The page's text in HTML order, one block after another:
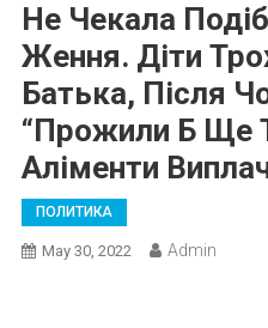
Не Чекала
Ження. Діти
Батька, Після
“прожили Б Ще
Аліменти
ПОЛИТИКА
May 30, 2022 Admin